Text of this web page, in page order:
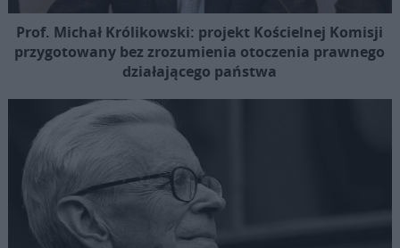
Prof. Michał Królikowski: projekt Kościelnej Komisji
przygotowany bez zrozumienia otoczenia prawnego
działającego państwa